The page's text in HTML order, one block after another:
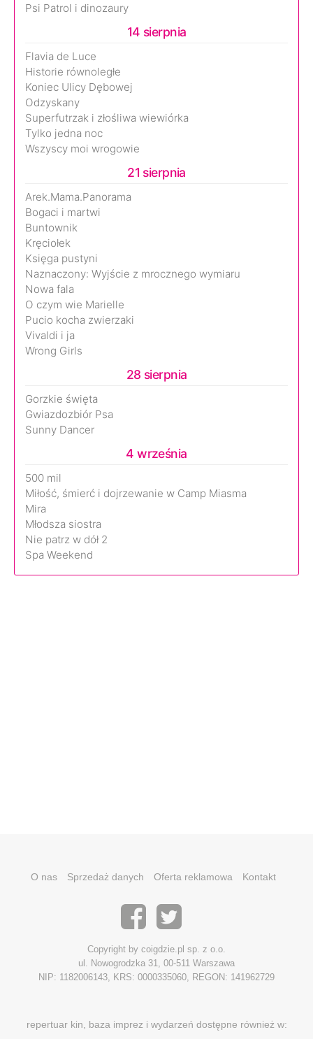
Psi Patrol i dinozaury
14 sierpnia
Flavia de Luce
Historie równoległe
Koniec Ulicy Dębowej
Odzyskany
Superfutrzak i złośliwa wiewiórka
Tylko jedna noc
Wszyscy moi wrogowie
21 sierpnia
Arek.Mama.Panorama
Bogaci i martwi
Buntownik
Kręciołek
Księga pustyni
Naznaczony: Wyjście z mrocznego wymiaru
Nowa fala
O czym wie Marielle
Pucio kocha zwierzaki
Vivaldi i ja
Wrong Girls
28 sierpnia
Gorzkie święta
Gwiazdozbiór Psa
Sunny Dancer
4 września
500 mil
Miłość, śmierć i dojrzewanie w Camp Miasma
Mira
Młodsza siostra
Nie patrz w dół 2
Spa Weekend
O nas Sprzedaż danych Oferta reklamowa Kontakt
Copyright by coigdzie.pl sp. z o.o.
ul. Nowogrodzka 31, 00-511 Warszawa
NIP: 1182006143, KRS: 0000335060, REGON: 141962729
repertuar kin, baza imprez i wydarzeń dostępne również w: